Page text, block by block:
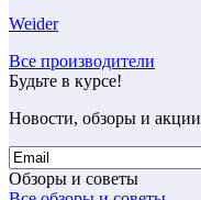
Weider
Все производители
Будьте в курсе!
Новости, обзоры и акции
Обзоры и советы